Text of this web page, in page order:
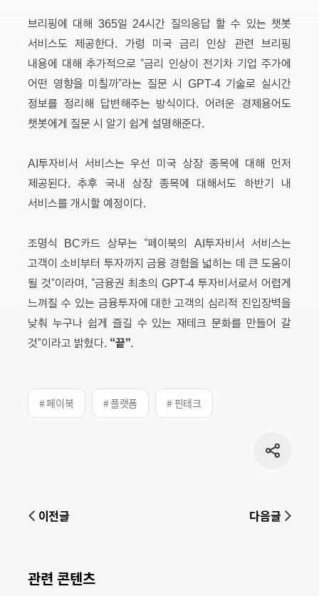
브리핑에 대해 365일 24시간 질의응답 할 수 있는 챗봇
서비스도 제공한다. 가령 미국 금리 인상 관련 브리핑
내용에 대해 추가적으로 “금리 인상이 전기차 기업 주가에
어떤 영향을 미칠까”라는 질문 시 GPT-4 기술로 실시간
정보를 정리해 답변해주는 방식이다. 어려운 경제용어도
챗봇에게 질문 시 알기 쉽게 설명해준다.
AI투자비서 서비스는 우선 미국 상장 종목에 대해 먼저
제공된다. 추후 국내 상장 종목에 대해서도 하반기 내
서비스를 개시할 예정이다.
조명식 BC카드 상무는 “페이북의 AI투자비서 서비스는
고객이 소비부터 투자까지 금융 경험을 넓히는 데 큰 도움이
될 것”이라며, “금융권 최초의 GPT-4 투자비서로서 어렵게
느껴질 수 있는 금융투자에 대한 고객의 심리적 진입장벽을
낮춰 누구나 쉽게 즐길 수 있는 재테크 문화를 만들어 갈
것”이라고 밝혔다. “끝”.
# 페이북 # 플랫폼 # 핀테크
공유
이전글 다음글
관련 콘텐츠